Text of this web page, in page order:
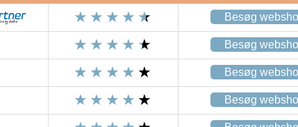
Besøg
Besøg
Besøg
Besøg